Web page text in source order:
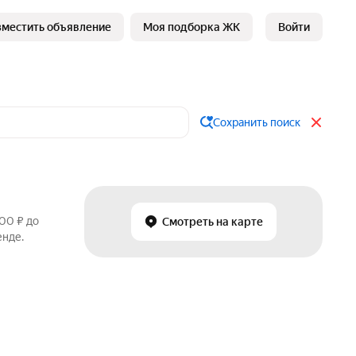
объявление Моя подборка ЖК Войти
Сохранить поиск
Смотреть на карте
₽ до